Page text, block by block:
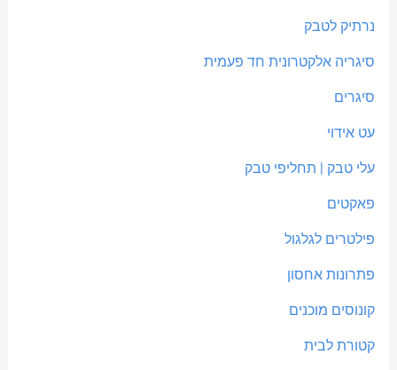
נרתיק לטבק
סיגריה אלקטרונית חד פעמית
סיגרים
עט אידוי
עלי טבק | תחליפי טבק
פאקטים
פילטרים לגלגול
פתרונות אחסון
קונוסים מוכנים
קטורת לבית